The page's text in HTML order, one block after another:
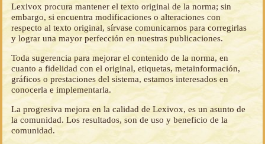
Lexivox procura mantener el texto original de la norma; sin
embargo, si encuentra modificaciones o alteraciones con
respecto al texto original, sírvase comunicarnos para corregirlas
y lograr una mayor perfección en nuestras publicaciones.
Toda sugerencia para mejorar el contenido de la norma, en
cuanto a fidelidad con el original, etiquetas, metainformación,
gráficos o prestaciones del sistema, estamos interesados en
conocerla e implementarla.
La progresiva mejora en la calidad de Lexivox, es un asunto de
la comunidad. Los resultados, son de uso y beneficio de la
comunidad.